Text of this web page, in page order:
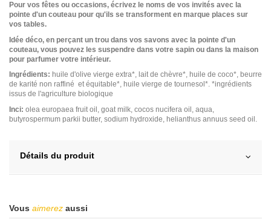
Pour vos fêtes ou occasions, écrivez le noms de vos invités avec la
pointe d'un couteau pour qu'ils se transforment en marque places sur
vos tables.
Idée déco, en perçant un trou dans vos savons avec la pointe d'un
couteau, vous pouvez les suspendre dans votre sapin ou dans la maison
pour parfumer votre intérieur.
Ingrédients: huile d'olive vierge extra*, lait de chèvre*, huile de coco*, beurre
de karité non raffiné et équitable*, huile vierge de tournesol*. *ingrédients
issus de l'agriculture biologique
Inci: olea europaea fruit oil, goat milk, cocos nucifera oil, aqua,
butyrospermum parkii butter, sodium hydroxide, helianthus annuus seed oil.
Détails du produit
Vous aimerez aussi